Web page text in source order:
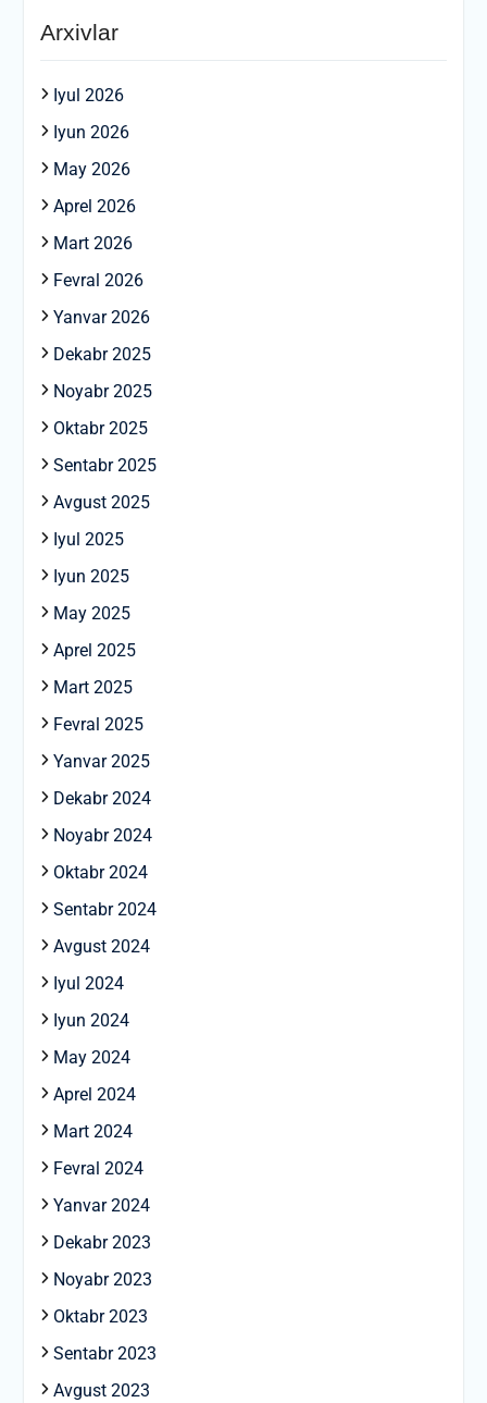
Arxivlar
Iyul 2026
Iyun 2026
May 2026
Aprel 2026
Mart 2026
Fevral 2026
Yanvar 2026
Dekabr 2025
Noyabr 2025
Oktabr 2025
Sentabr 2025
Avgust 2025
Iyul 2025
Iyun 2025
May 2025
Aprel 2025
Mart 2025
Fevral 2025
Yanvar 2025
Dekabr 2024
Noyabr 2024
Oktabr 2024
Sentabr 2024
Avgust 2024
Iyul 2024
Iyun 2024
May 2024
Aprel 2024
Mart 2024
Fevral 2024
Yanvar 2024
Dekabr 2023
Noyabr 2023
Oktabr 2023
Sentabr 2023
Avgust 2023